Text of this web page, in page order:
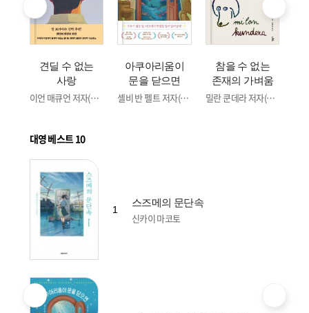
견딜 수 없는
사랑
이언 매큐언 저자(글) · 한정아 번역
아쿠아리움이
문을 닫으면
셸비 반 펠트 저자(글) · 신솔잎 번역
참을 수 없는
존재의 가벼움
밀란 쿤데라 저자(글) · 이재룡 번역
대영 베스트 10
1
스즈메의 문단속
신카이 마코토